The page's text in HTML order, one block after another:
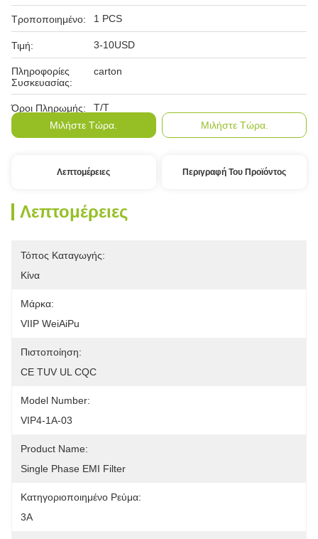
Τροποποιημένο: 1 PCS
Τιμή: 3-10USD
Πληροφορίες
Συσκευασίας:
carton
Όροι Πληρωμής:
T/T
Μιλήστε Τώρα.
Μιλήστε Τώρα.
Λεπτομέρειες Περιγραφή Του Προϊόντος
Λεπτομέρειες
Τόπος Καταγωγής:
Κίνα
Μάρκα:
VIIP WeiAiPu
Πιστοποίηση:
CE TUV UL CQC
Model Number:
VIP4-1A-03
Product Name:
Single Phase EMI Filter
Κατηγοριοποιημένο Ρεύμα:
3Α